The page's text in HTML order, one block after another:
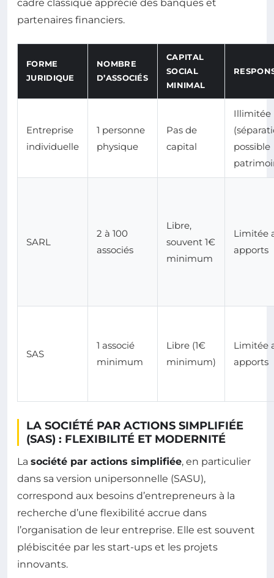
cadre classique apprécié des banques et
partenaires financiers.
FORME
JURIDIQUE
NOMBRE
D’ASSOCIÉS
CAPITAL
SOCIAL
MINIMAL
Entreprise
individuelle
1 personne
physique
Pas de
capital
Illimitée
possible
SARL
2 à 100
associés
Libre,
souvent 1€
minimum
Limitée
apports
SAS
1 associé
minimum
Libre (1€
minimum)
Limitée
apports
LA SOCIÉTÉ PAR ACTIONS SIMPLIFIÉE
(SAS) : FLEXIBILITÉ ET MODERNITÉ
La société par actions simplifiée, en particulier
dans sa version unipersonnelle (SASU),
correspond aux besoins d’entrepreneurs à la
recherche d’une flexibilité accrue dans
l’organisation de leur entreprise. Elle est souvent
plébiscitée par les start-ups et les projets
innovants.